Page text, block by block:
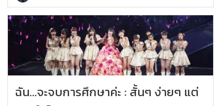
ฉัน...จะจบการศึกษาค่ะ : สั้นๆ ง่ายๆ แต่